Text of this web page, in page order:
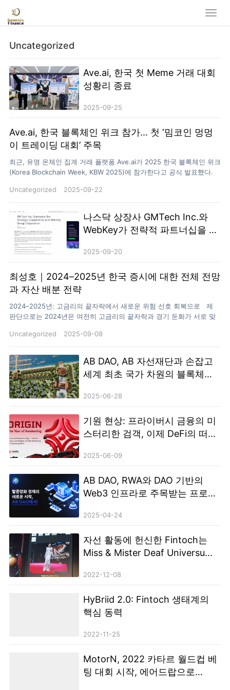
Uncategorized
Ave.ai, 한국 첫 Meme 거래 대회
성황리 종료
2025-09-25
Ave.ai, 한국 블록체인 위크 참가… 첫 ‘밈코인 멍멍
이 트레이딩 대회’ 주목
최근, 유명 온체인 집계 거래 플랫폼 Ave.ai가 2025 한국 블록체인 위크
(Korea Blockchain Week, KBW 2025)에 참가한다고 공식 발표했다.
요 산업 행사에 스폰서로 참여할 뿐만 아니라, edgeX 등 글로벌 최상
의 한국 시장 진출을 알리는 중요한 신호로 해석된다. 📌 KBW 기간 동
안 Ave.ai의 활동 일정은 다음과 같다: ⚫️주제: Web3 Growth Summit
시간: 9월 23일 13:30장소: 222 Bongeunsa-ro, 강남구, 서울링
크: https://luma.com/apkie5u1 ⚫️주제: Ave.ai 한국행 프라이빗 디
너 (초청자 한정)시간: 9월 24일 저녁장소: 개별 초청장으로 공지 ⚫️주
Community Night, People the Terras Cheongdam링
크: https://luma.com/sekn6c7h ⚫️주제: Super Social Night | KOL
Networking Party시간: 9월 26일 18:00~24:00장소: Avecque
Cheongdam링크: https://luma.com/omhoof70 특히 주목할 만한 점
은, Ave.ai가 **9월 23일 저녁 한국에서 첫 ‘밈코인 트레이딩 대
신적인 이벤트는 Ave.ai의 한국 시장 데뷔 무대일 뿐만 아니라, 탈중앙
인 사례가 될 전망이다. 업계 선도 DEX 플랫폼으로서 Ave.ai는 항
상 Web3 산업의 혁신과 성장을 이끌어왔다. 이번 한국 블록체인 위크
를 통해 일련의 활동과 혁신 대회를 선보이며, 강력한 자원 통합 능력
과 시장 개척 역량을 증명할 예정이다. 이는 향후 동아시아 시장에서
의 성장에 강력한 원동력이 될 것으로 기대된다.
Uncategorized 2025-09-22
나스닥 상장사 GMTech Inc.와
WebKey가 전략적 파트너십을 체
2025-09-20
최성호｜2024–2025년 한국 증시에 대한 전체 전망
과 자산 배분 전략
2024–2025년: 고금리의 끝자락에서 새로운 위험 선호 회복으로 제
판단으로는 2024년은 여전히 고금리의 끝자락과 경기 둔화가 서로 맞
해입니다 2025년부터는 금리가 정점에 도달하거나 점진적으로 인하
어갈 가능성이 큽니다 이 과정에서 자산 가격의 재평가 속도는 경제 지
표가 실제로 개선되는 것보다 더 빠르게 진행될 것이며 미리 준비하고
선제적으로 배치한 투자자는 지표가 좋아지기 훨씬 전에 이미 올바른
자리에 자리 잡게 될거에요 제가 보는 2024–2025년 한국 시장의 세 가
지 주요 흐름 1️⃣ AI 반도체와…
Uncategorized 2025-09-08
AB DAO, AB 자선재단과 손잡고
세계 최초 국가 차원의 블록체인
2025-06-28
기원 현상: 프라이버시 금융의 미
스터리한 검객, 이제 DeFi의 떠오
2025-06-09
AB DAO, RWA와 DAO 기반의
Web3 인프라로 주목받는 프로젝
2025-04-24
자선 활동에 헌신한 Fintoch는
Miss & Mister Deaf Universum
2022-12-08
HyBriid 2.0: Fintoch 생태계의
핵심 동력
2022-11-25
MotorN, 2022 카타르 월드컵 베
팅 대회 시작, 에어드랍으로